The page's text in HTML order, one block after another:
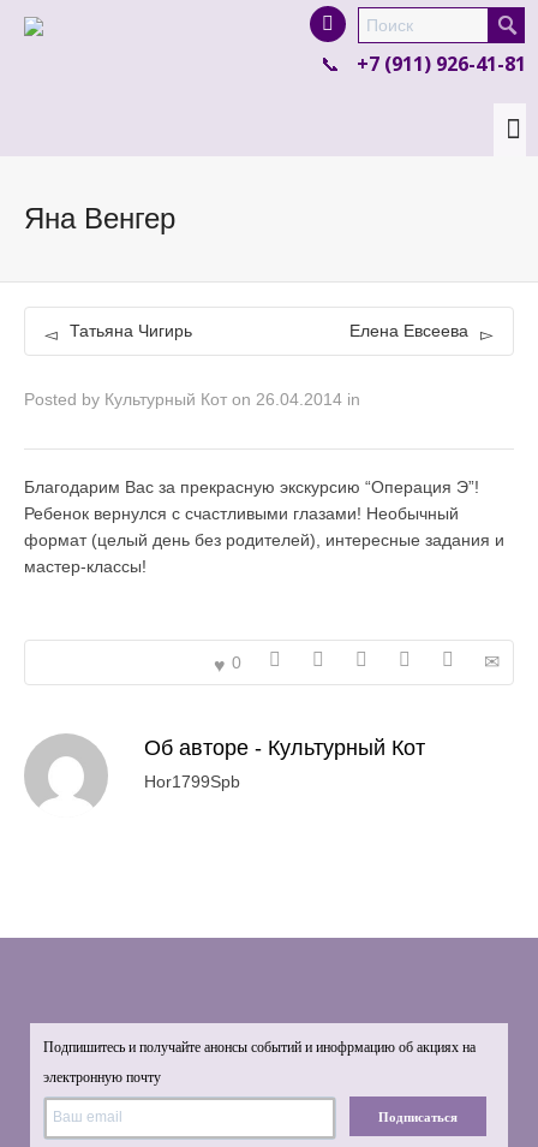
product in a size size .
colour items.
+7 (911) 926-41-81
Яна Венгер
Татьяна Чигирь Елена Евсеева
Posted by Культурный Кот on 26.04.2014 in
Благодарим Вас за прекрасную экскурсию “Операция Э”!
Ребенок вернулся с счастливыми глазами! Необычный
формат (целый день без родителей), интересные задания и
мастер-классы!
0
Об авторе - Культурный Кот
Hor1799Spb
Подпишитесь и получайте анонсы событий и инофрмацию об акциях на
электронную почту
Подписаться